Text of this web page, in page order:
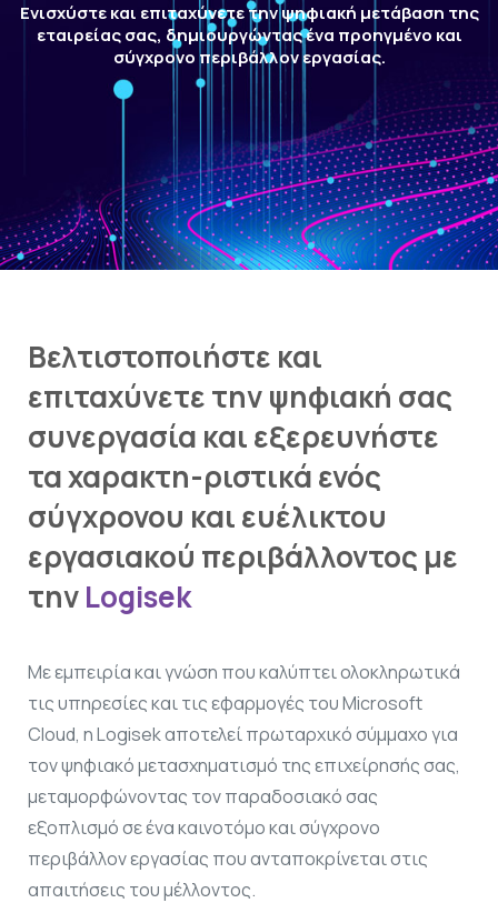
Ενισχύστε και επιταχύνετε την ψηφιακή μετάβαση της
εταιρείας σας, δημιουργώντας ένα προηγμένο και
σύγχρονο περιβάλλον εργασίας.
Βελτιστοποιήστε και
επιταχύνετε την ψηφιακή σας
συνεργασία και εξερευνήστε
τα χαρακτη-ριστικά ενός
σύγχρονου και ευέλικτου
εργασιακού περιβάλλοντος με
τηνLogisek
Με εμπειρία και γνώση που καλύπτει ολοκληρωτικά
τις υπηρεσίες και τις εφαρμογές του Microsoft
Cloud, η Logisek αποτελεί πρωταρχικό σύμμαχο για
τον ψηφιακό μετασχηματισμό της επιχείρησής σας,
μεταμορφώνοντας τον παραδοσιακό σας
εξοπλισμό σε ένα καινοτόμο και σύγχρονο
περιβάλλον εργασίας που ανταποκρίνεται στις
απαιτήσεις του μέλλοντος.